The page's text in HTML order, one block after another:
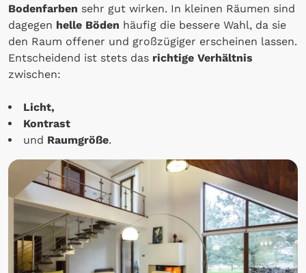
Bodenfarben sehr gut wirken. In kleinen Räumen sind
dagegen helle Böden häufig die bessere Wahl, da sie
den Raum offener und großzügiger erscheinen lassen.
Entscheidend ist stets das richtige Verhältnis
zwischen:
Licht,
Kontrast
und Raumgröße.